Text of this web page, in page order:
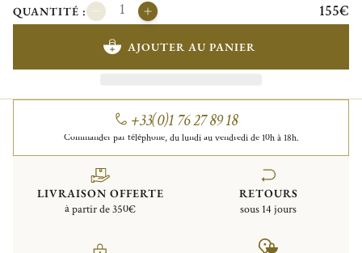
QUANTITÉ : 155€
AJOUTER AU PANIER
+33(0)1 76 27 89 18
Commander par téléphone, du lundi au vendredi de 10h à 18h.
LIVRAISON OFFERTE
à partir de 350€
RETOURS
sous 14 jours